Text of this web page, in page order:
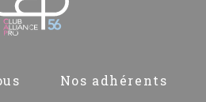
Nos adhérents